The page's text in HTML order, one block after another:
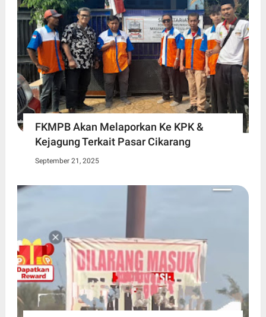
FKMPB Akan Melaporkan Ke KPK &
Kejagung Terkait Pasar Cikarang
September 21, 2025